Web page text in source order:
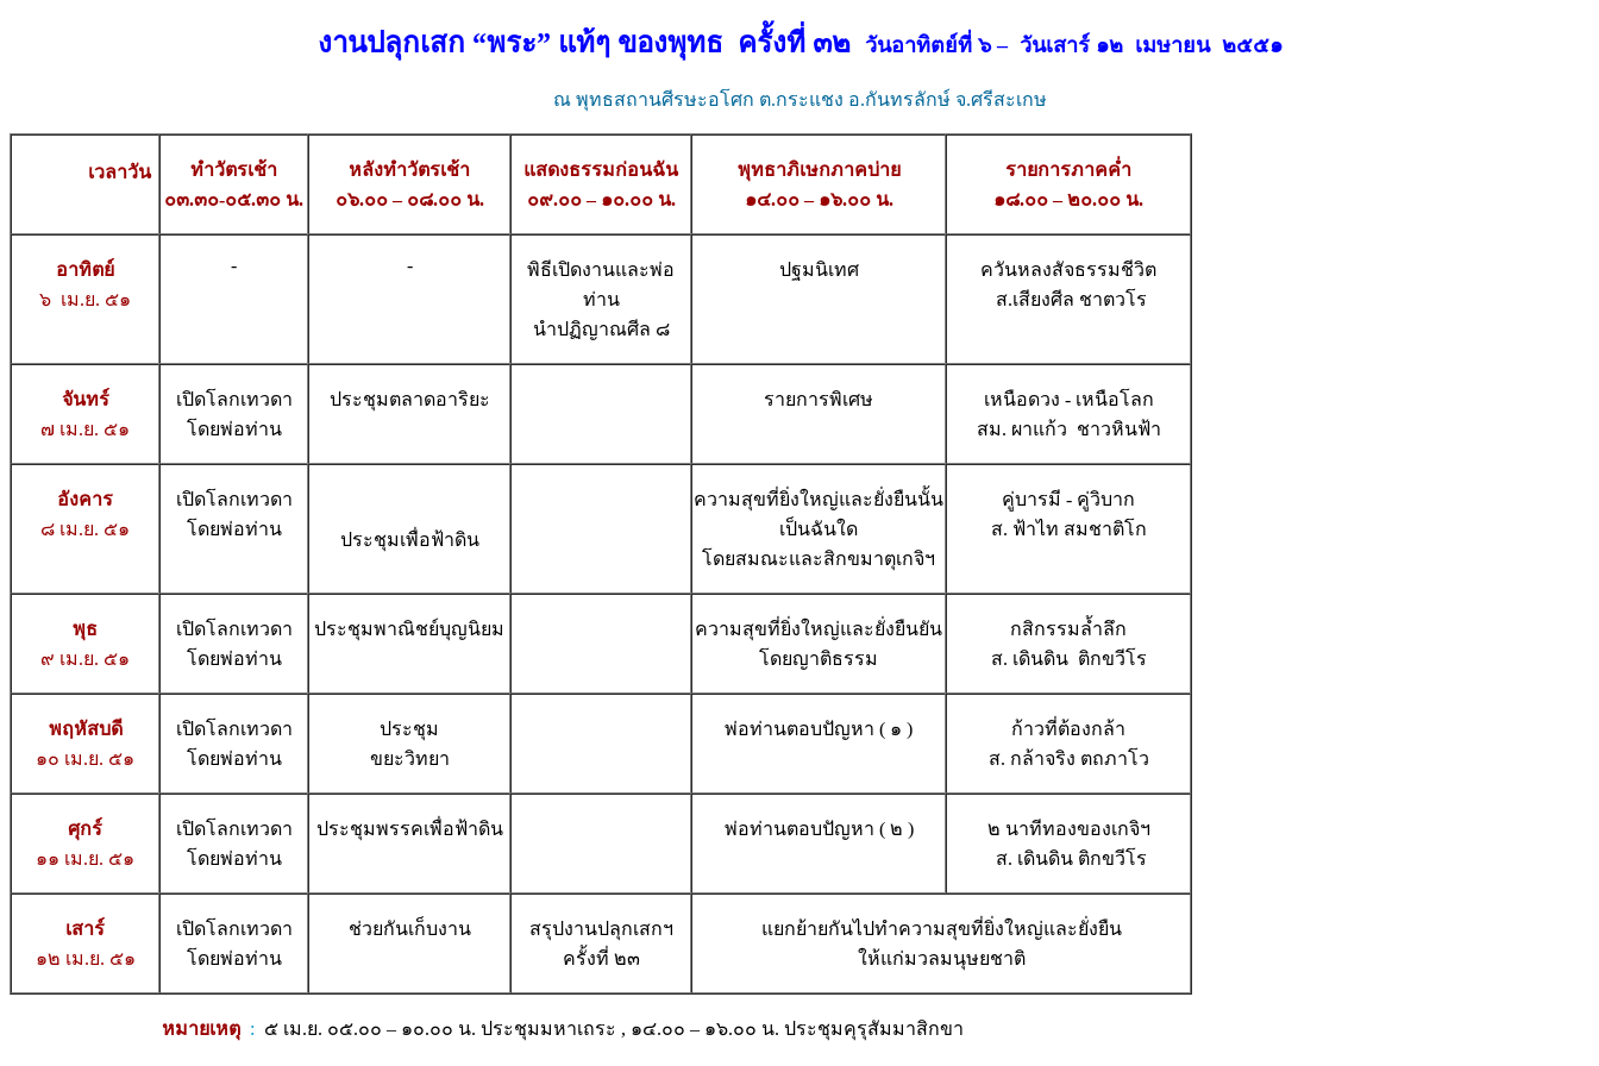
งานปลุกเสก “พระ” แท้ๆ ของพุทธ ครั้งที่ ๓๒ วันอาทิตย์ที่ ๖ – วันเสาร์ ๑๒ เมษายน ๒๕๕๑
ณ พุทธสถานศีรษะอโศก ต.กระแชง อ.กันทรลักษ์ จ.ศรีสะเกษ
เวลาวัน
ทำวัตรเช้า
๐๓.๓๐-๐๕.๓๐ น.
หลังทำวัตรเช้า
๐๖.๐๐ – ๐๘.๐๐ น.
แสดงธรรมก่อนฉัน
๐๙.๐๐ – ๑๐.๐๐ น.
พุทธาภิเษกภาคบ่าย
๑๔.๐๐ – ๑๖.๐๐ น.
รายการภาคค่ำ
๑๘.๐๐ – ๒๐.๐๐ น.
อาทิตย์
๖ เม.ย. ๕๑
- -
พิธีเปิดงานและพ่อ
ท่าน
นำปฏิญาณศีล ๘
ปฐมนิเทศ
ควันหลงสัจธรรมชีวิต
ส.เสียงศีล ชาตวโร
จันทร์
๗ เม.ย. ๕๑
เปิดโลกเทวดา
โดยพ่อท่าน
ประชุมตลาดอาริยะ รายการพิเศษ
เหนือดวง - เหนือโลก
สม. ผาแก้ว ชาวหินฟ้า
อังคาร
๘ เม.ย. ๕๑
เปิดโลกเทวดา
โดยพ่อท่าน
ประชุมเพื่อฟ้าดิน
ความสุขที่ยิ่งใหญ่และยั่งยืนนั้น
เป็นฉันใด
โดยสมณะและสิกขมาตุเกจิฯ
คู่บารมี - คู่วิบาก
ส. ฟ้าไท สมชาติโก
พุธ
๙ เม.ย. ๕๑
เปิดโลกเทวดา
โดยพ่อท่าน
ประชุมพาณิชย์บุญนิยม
ความสุขที่ยิ่งใหญ่และยั่งยืนยัน
โดยญาติธรรม
กสิกรรมล้ำลึก
ส. เดินดิน ติกขวีโร
พฤหัสบดี
๑๐ เม.ย. ๕๑
เปิดโลกเทวดา
โดยพ่อท่าน
ประชุม
ขยะวิทยา
พ่อท่านตอบปัญหา ( ๑ )
ก้าวที่ต้องกล้า
ส. กล้าจริง ตถภาโว
ศุกร์
๑๑ เม.ย. ๕๑
เปิดโลกเทวดา
โดยพ่อท่าน
ประชุมพรรคเพื่อฟ้าดิน พ่อท่านตอบปัญหา ( ๒ )
๒ นาทีทองของเกจิฯ
ส. เดินดิน ติกขวีโร
เสาร์
๑๒ เม.ย. ๕๑
เปิดโลกเทวดา
โดยพ่อท่าน
ช่วยกันเก็บงาน
สรุปงานปลุกเสกฯ
ครั้งที่ ๒๓
แยกย้ายกันไปทำความสุขที่ยิ่งใหญ่และยั่งยืน
ให้แก่มวลมนุษยชาติ
หมายเหตุ : ๕ เม.ย. ๐๕.๐๐ – ๑๐.๐๐ น. ประชุมมหาเถระ , ๑๔.๐๐ – ๑๖.๐๐ น. ประชุมคุรุสัมมาสิกขา